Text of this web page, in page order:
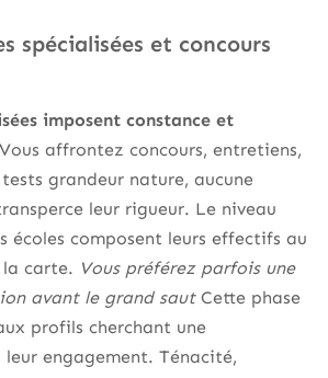
spécialisées et concours
imposent constance et
Vous affrontez concours, entretiens,
grandeur nature, aucune
leur rigueur. Le niveau
écoles composent leurs effectifs au
la carte. Vous préférez parfois une
avant le grand sautCette phase
profils cherchant une
engagement. Ténacité,